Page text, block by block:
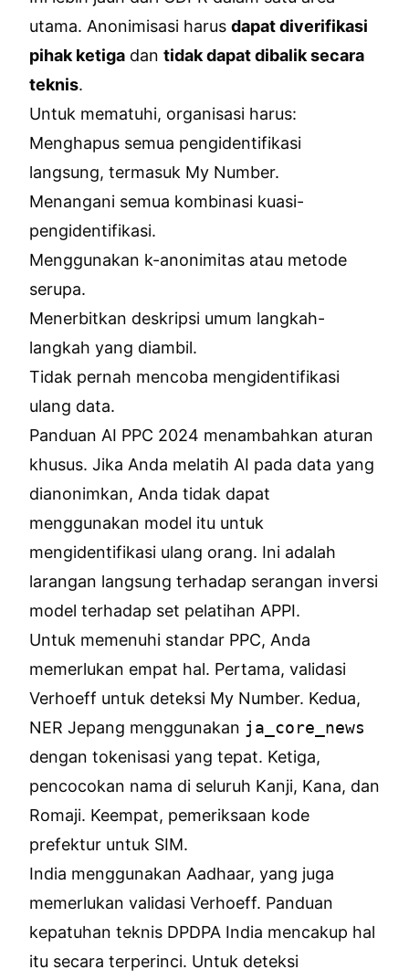
utama. Anonimisasi harus dapat diverifikasi
pihak ketiga dan tidak dapat dibalik secara
teknis.
Untuk mematuhi, organisasi harus:
Menghapus semua pengidentifikasi
langsung, termasuk My Number.
Menangani semua kombinasi kuasi-
pengidentifikasi.
Menggunakan k-anonimitas atau metode
serupa.
Menerbitkan deskripsi umum langkah-
langkah yang diambil.
Tidak pernah mencoba mengidentifikasi
ulang data.
Panduan AI PPC 2024 menambahkan aturan
khusus. Jika Anda melatih AI pada data yang
dianonimkan, Anda tidak dapat
menggunakan model itu untuk
mengidentifikasi ulang orang. Ini adalah
larangan langsung terhadap serangan inversi
model terhadap set pelatihan APPI.
Untuk memenuhi standar PPC, Anda
memerlukan empat hal. Pertama, validasi
Verhoeff untuk deteksi My Number. Kedua,
NER Jepang menggunakan ja_core_news
dengan tokenisasi yang tepat. Ketiga,
pencocokan nama di seluruh Kanji, Kana, dan
Romaji. Keempat, pemeriksaan kode
prefektur untuk SIM.
India menggunakan Aadhaar, yang juga
memerlukan validasi Verhoeff. Panduan
kepatuhan teknis DPDPA India mencakup hal
itu secara terperinci. Untuk deteksi